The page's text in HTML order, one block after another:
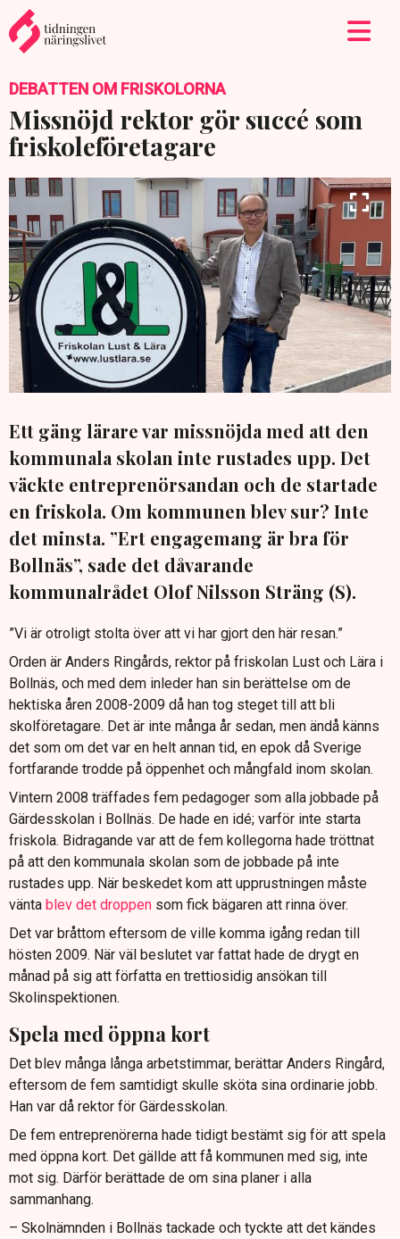
DEBATTEN OM FRISKOLORNA
Missnöjd rektor gör succé som
friskoleföretagare
Ett gäng lärare var missnöjda med att den
kommunala skolan inte rustades upp. Det
väckte entreprenörsandan och de startade
en friskola. Om kommunen blev sur? Inte
det minsta. ”Ert engagemang är bra för
Bollnäs”, sade det dåvarande
kommunalrådet Olof Nilsson Sträng (S).
”Vi är otroligt stolta över att vi har gjort den här resan.”
Orden är Anders Ringårds, rektor på friskolan Lust och Lära i
Bollnäs, och med dem inleder han sin berättelse om de
hektiska åren 2008-2009 då han tog steget till att bli
skolföretagare. Det är inte många år sedan, men ändå känns
det som om det var en helt annan tid, en epok då Sverige
fortfarande trodde på öppenhet och mångfald inom skolan.
Vintern 2008 träffades fem pedagoger som alla jobbade på
Gärdesskolan i Bollnäs. De hade en idé; varför inte starta
friskola. Bidragande var att de fem kollegorna hade tröttnat
på att den kommunala skolan som de jobbade på inte
rustades upp. När beskedet kom att upprustningen måste
vänta blev det droppen som fick bägaren att rinna över.
Det var bråttom eftersom de ville komma igång redan till
hösten 2009. När väl beslutet var fattat hade de drygt en
månad på sig att författa en trettiosidig ansökan till
Skolinspektionen.
Spela med öppna kort
Det blev många långa arbetstimmar, berättar Anders Ringård,
eftersom de fem samtidigt skulle sköta sina ordinarie jobb.
Han var då rektor för Gärdesskolan.
De fem entreprenörerna hade tidigt bestämt sig för att spela
med öppna kort. Det gällde att få kommunen med sig, inte
mot sig. Därför berättade de om sina planer i alla
sammanhang.
– Skolnämnden i Bollnäs tackade och tyckte att det kändes